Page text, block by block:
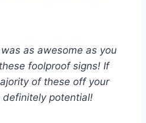
as awesome as you
foolproof signs! If
of these off your
definitely potential!